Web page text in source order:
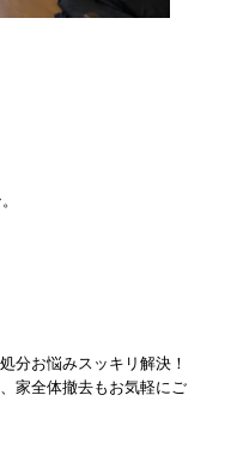
分お悩みスッキリ解決！
家全体撤去もお気軽にご